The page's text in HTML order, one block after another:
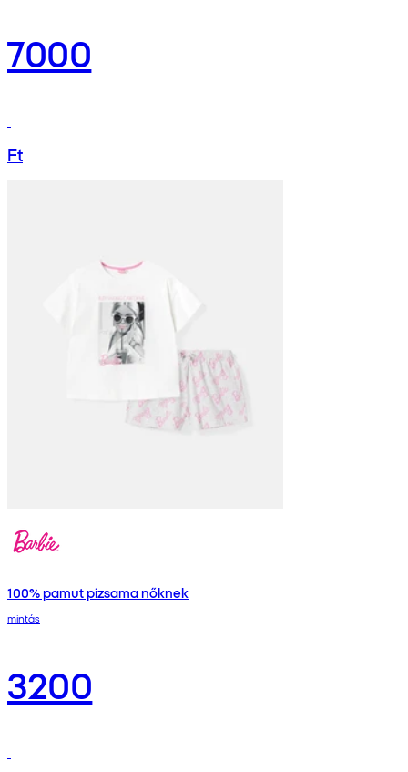
7000
Ft
100% pamut pizsama nőknek
mintás
3200